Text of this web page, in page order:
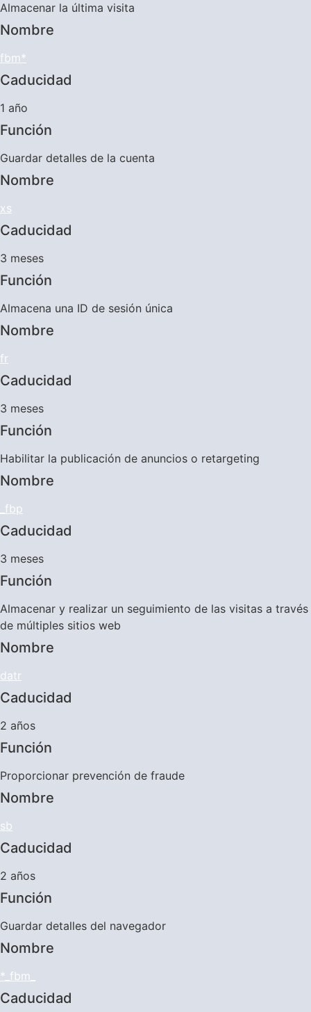
Almacenar la última visita
Nombre
fbm*
Caducidad
1 año
Función
Guardar detalles de la cuenta
Nombre
xs
Caducidad
3 meses
Función
Almacena una ID de sesión única
Nombre
fr
Caducidad
3 meses
Función
Habilitar la publicación de anuncios o retargeting
Nombre
_fbp
Caducidad
3 meses
Función
Almacenar y realizar un seguimiento de las visitas a través
de múltiples sitios web
Nombre
datr
Caducidad
2 años
Función
Proporcionar prevención de fraude
Nombre
sb
Caducidad
2 años
Función
Guardar detalles del navegador
Nombre
*_fbm_
Caducidad